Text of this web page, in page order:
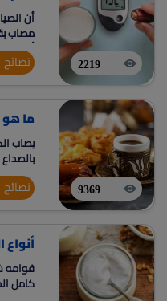
2219
أن
مصاب
أن
عليه أن
نصائح
9369
ما
يصاب
التي
نصائح
أنواع الزبادي
قوامه
كامل